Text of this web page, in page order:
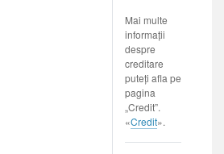
Mai multe
informații
despre
creditare
puteți afla pe
pagina
„Credit”.
«Credit».